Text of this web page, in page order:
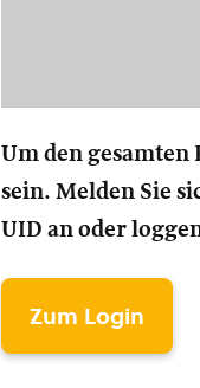
Um den gesamten
sein. Melden Sie
UID an oder
Zum Login